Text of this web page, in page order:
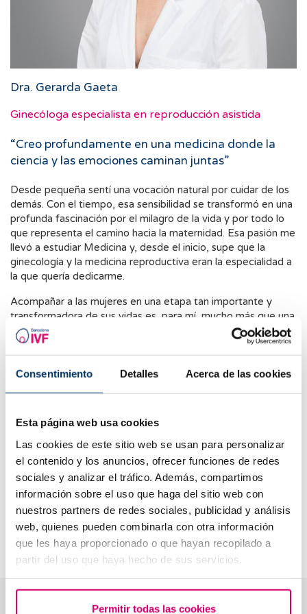
Consentimiento Detalles Acerca de las cookies
Esta página web usa cookies
Las cookies de este sitio web se usan para personalizar
el contenido y los anuncios, ofrecer funciones de redes
sociales y analizar el tráfico. Además, compartimos
información sobre el uso que haga del sitio web con
nuestros partners de redes sociales, publicidad y análisis
web, quienes pueden combinarla con otra información
que les haya proporcionado o que hayan recopilado a
partir del uso que haya hecho de sus servicios.
Permitir todas las cookies
Dra. Gerarda Gaeta
Ginecóloga especialista en reproducción asistida
“Creo profundamente en una medicina donde la
ciencia y las emociones caminan juntas”
Desde pequeña sentí una vocación natural por cuidar de los
demás. Con el tiempo, esa sensibilidad se transformó en una
profunda fascinación por el milagro de la vida y por todo lo
que representa el camino hacia la maternidad. Esa pasión me
llevó a estudiar Medicina y, desde el inicio, supe que la
ginecología y la medicina reproductiva eran la especialidad a
la que quería dedicarme.
Acompañar a las mujeres en una etapa tan importante y
transformadora de sus vidas es, para mí, mucho más que una
profesión. Cada paciente vive una historia única y merece
sentirse escuchada, comprendida y acompañada con
cercanía y empatía durante todo el proceso.
también una atención humana capaz de comprender la
dimensión emocional que acompaña cada tratamiento.
Formar parte de IVF Barcelona me permite unir ambos
aspectos: ofrecer una atención médica de alto nivel en un
entorno cercano, personalizado y humano. Creo
profundamente en una medicina donde la ciencia y las
emociones caminan juntas, y ese es el compromiso que
intento transmitir cada día a mis pacientes.
Opiniones reales de nuestros pacientes